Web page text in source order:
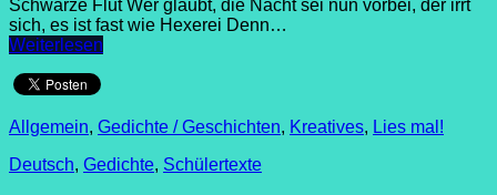
Schwarze Flut Wer glaubt, die Nacht sei nun vorbei, der irrt
sich, es ist fast wie Hexerei Denn…
Weiterlesen
Allgemein, Gedichte / Geschichten, Kreatives, Lies mal!
Deutsch, Gedichte, Schülertexte